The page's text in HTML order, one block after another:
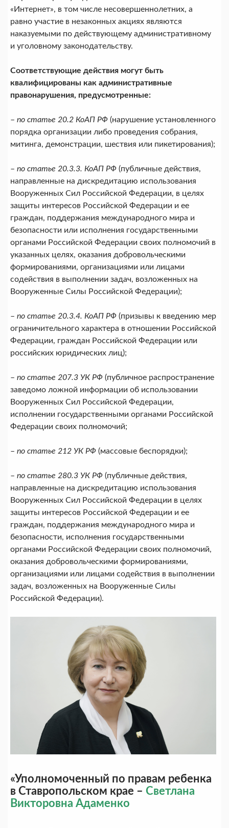
«Интернет», в том числе несовершеннолетних, а
равно участие в незаконных акциях являются
наказуемыми по действующему административному
и уголовному законодательству.
Соответствующие действия могут быть
квалифицированы как административные
правонарушения, предусмотренные:
– по статье 20.2 КоАП РФ(нарушение установленного
порядка организации либо проведения собрания,
митинга, демонстрации, шествия или пикетирования);
– по статье 20.3.3. КоАП РФ(публичные действия,
направленные на дискредитацию использования
Вооруженных Сил Российской Федерации, в целях
защиты интересов Российской Федерации и ее
граждан, поддержания международного мира и
безопасности или исполнения государственными
органами Российской Федерации своих полномочий в
указанных целях, оказания добровольческими
формированиями, организациями или лицами
содействия в выполнении задач, возложенных на
Вооруженные Силы Российской Федерации);
– по статье 20.3.4. КоАП РФ(призывы к введению мер
ограничительного характера в отношении Российской
Федерации, граждан Российской Федерации или
российских юридических лиц);
– по статье 207.3 УК РФ(публичное распространение
заведомо ложной информации об использовании
Вооруженных Сил Российской Федерации,
исполнении государственными органами Российской
Федерации своих полномочий;
– по статье 212 УК РФ(массовые беспорядки);
– по статье 280.3 УК РФ(публичные действия,
направленные на дискредитацию использования
Вооруженных Сил Российской Федерации в целях
защиты интересов Российской Федерации и ее
граждан, поддержания международного мира и
безопасности, исполнения государственными
органами Российской Федерации своих полномочий,
оказания добровольческими формированиями,
организациями или лицами содействия в выполнении
задач, возложенных на Вооруженные Силы
Российской Федерации).
«Уполномоченный по правам ребенка
в Ставропольском крае – Светлана
Викторовна Адаменко